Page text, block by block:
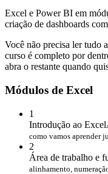
Excel e Power BI em
criação de dashboards
Você não precisa ler tudo
curso é completo por
abra o restante quando
Módulos de Excel
1
Introdução ao Excel
como vamos aprender
2
Área de trabalho e
alinhamento,